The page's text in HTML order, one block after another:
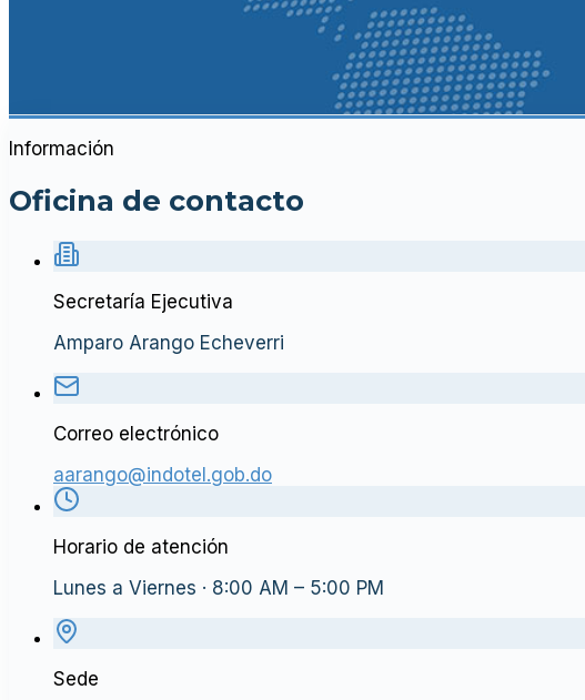
Información
Oficina de contacto
Secretaría Ejecutiva
Amparo Arango Echeverri
Correo electrónico
aarango@indotel.gob.do
Horario de atención
Lunes a Viernes · 8:00 AM – 5:00 PM
Sede